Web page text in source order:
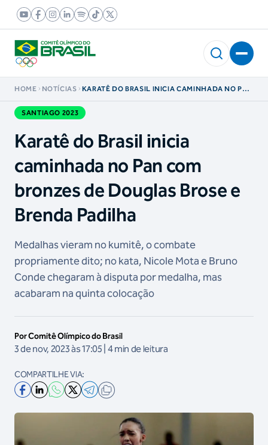
HOME NOTÍCIAS
KARATÊ DO BRASIL INICIA CAMINHADA NO PAN
PADILHA
SANTIAGO 2023
Karatê do Brasil inicia
caminhada no Pan com
bronzes de Douglas Brose e
Brenda Padilha
Medalhas vieram no kumitê, o combate
propriamente dito; no kata, Nicole Mota e Bruno
Conde chegaram à disputa por medalha, mas
acabaram na quinta colocação
Por Comitê Olímpico do Brasil
3 de nov, 2023 às 17:05 | 4 min de leitura
COMPARTILHE VIA: